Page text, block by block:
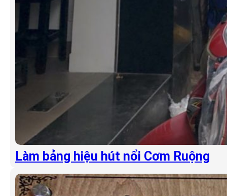
Làm bảng hiệu hút nổi Cơm Ruộng